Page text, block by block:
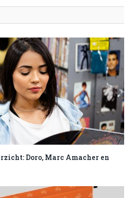
Doro, Marc Amacher en